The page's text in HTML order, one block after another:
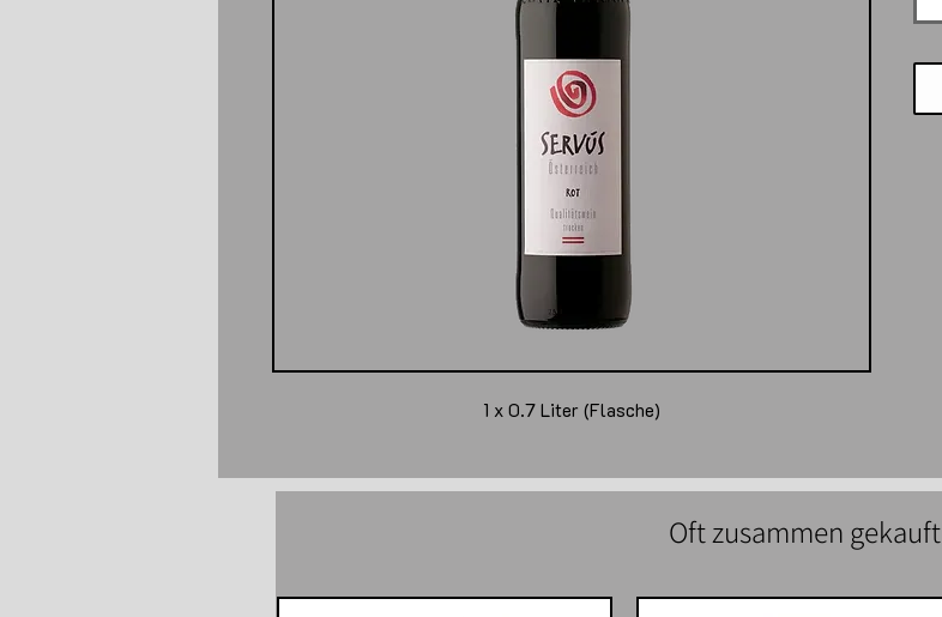
1 x 0.7 Liter (Flasche)
Oft zusammen gekauft